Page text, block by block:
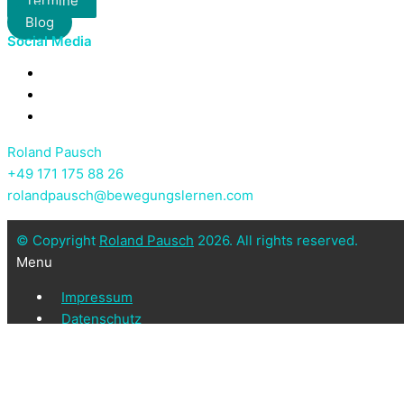
Blog
Social Media
Roland Pausch
+49 171 175 88 26
rolandpausch@bewegungslernen.com
© Copyright Roland Pausch 2026. All rights reserved.
Menu
Impressum
Datenschutz